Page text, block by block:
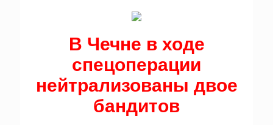
В Чечне в ходе
спецоперации
нейтрализованы двое
бандитов